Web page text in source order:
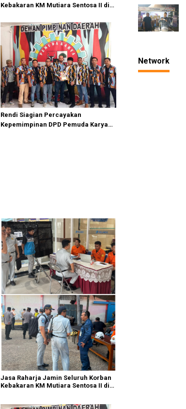
Kebakaran KM Mutiara Sentosa II di
Rendi Siagian Percayakan
Kepemimpinan DPD Pemuda Karya
Jasa Raharja Jamin Seluruh Korban
Kebakaran KM Mutiara Sentosa II di
Network